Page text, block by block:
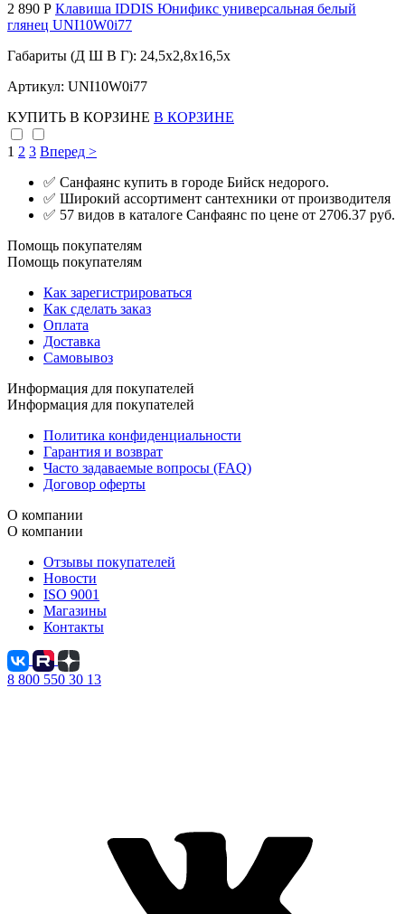
2 890 Р Клавиша IDDIS Юнификс универсальная белый
глянец UNI10W0i77
Габариты (Д Ш В Г): 24,5x2,8x16,5x
Артикул: UNI10W0i77
КУПИТЬ В КОРЗИНЕ В КОРЗИНЕ
1 2 3 Вперед >
✅ Санфаянс купить в городе Бийск недорого.
✅ Широкий ассортимент сантехники от производителя
✅ 57 видов в каталоге Санфаянс по цене от 2706.37 руб.
Помощь покупателям
Помощь покупателям
Как зарегистрироваться
Как сделать заказ
Оплата
Доставка
Самовывоз
Информация для покупателей
Информация для покупателей
Политика конфиденциальности
Гарантия и возврат
Часто задаваемые вопросы (FAQ)
Договор оферты
О компании
О компании
Отзывы покупателей
Новости
ISO 9001
Магазины
Контакты
8 800 550 30 13